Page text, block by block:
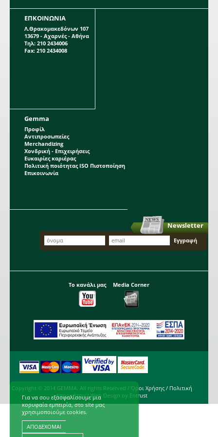
ΕΠΚΟΙΝΩΝΙΑ
Λ.Θρακομακεδόνων 107
13679 - Αχαρνές - Αθήνα
Τηλ: 210 2434006
Fax: 210 2434008
Gemma
Προφίλ
Αντιπροσωπείες
Merchandizing
Χονδρική - Επιχειρήσεις
Ευκαιρίες καριέρας
Πολιτική ποιότητας ISO Πιστοποίηση
Επικοινωνία
Newsletter
Το κανάλι μας Media Corner
Copyright © 2014 GEMMA. All rights Reserved / Όροι Χρήσης/ Πολιτική
Απορρήτου/ Web Design by Entrust
Για να σου εξασφαλίσουμε μια
κορυφαία εμπειρία, στο site μας
χρησιμοποιούμε cookies.
ΑΠΟΔΕΧΟΜΑΙ